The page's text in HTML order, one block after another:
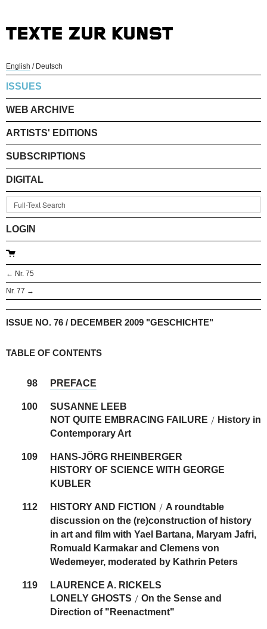
English / Deutsch
ISSUES
WEB ARCHIVE
ARTISTS' EDITIONS
SUBSCRIPTIONS
DIGITAL
LOGIN
← Nr. 75
Nr. 77 →
ISSUE NO. 76 / DECEMBER 2009 "GESCHICHTE"
TABLE OF CONTENTS
98 PREFACE
100
SUSANNE LEEB
NOT QUITE EMBRACING FAILURE / History in
Contemporary Art
109
HANS-JÖRG RHEINBERGER
HISTORY OF SCIENCE WITH GEORGE
KUBLER
112 HISTORY AND FICTION / A roundtable
discussion on the (re)construction of history
in art and film with Yael Bartana, Maryam Jafri,
Romuald Karmakar and Clemens von
Wedemeyer, moderated by Kathrin Peters
119
LAURENCE A. RICKELS
LONELY GHOSTS / On the Sense and
Direction of "Reenactment"